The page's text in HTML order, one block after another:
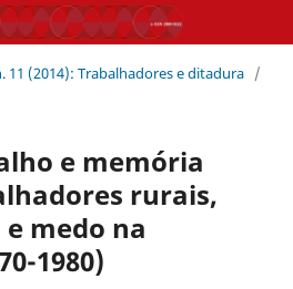
11 (2014): Trabalhadores e ditadura /
e memória
rurais,
medo na
1980)